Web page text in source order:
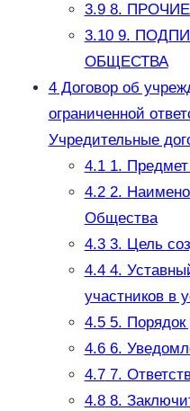
3.98.
3.109.
ОБЩЕСТВА
4Договор об
ограниченной
Учредительные
4.11. Предмет
4.22.
Общества
4.33. Цель
4.44.
участников в
4.55. Порядок
4.66.
4.77.
4.88.